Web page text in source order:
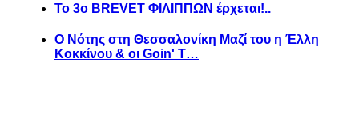
Το 3ο BREVET ΦΙΛΙΠΠΩΝ έρχεται!..
Ο Νότης στη Θεσσαλονίκη Μαζί του η Έλλη
Κοκκίνου & οι Goin' T…